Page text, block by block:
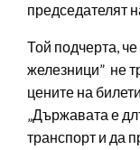
председателят
Той подчерта,
железници” не
цените на
„Държавата е
транспорт и да